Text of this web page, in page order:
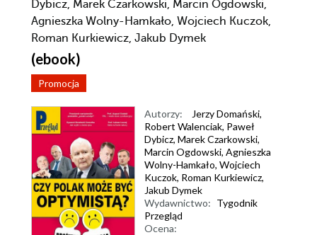
Dybicz, Marek Czarkowski, Marcin Ogdowski,
Agnieszka Wolny-Hamkało, Wojciech Kuczok,
Roman Kurkiewicz, Jakub Dymek
(ebook)
Promocja
Autorzy: Jerzy Domański,
Robert Walenciak, Paweł
Dybicz, Marek Czarkowski,
Marcin Ogdowski, Agnieszka
Wolny-Hamkało, Wojciech
Kuczok, Roman Kurkiewicz,
Jakub Dymek
Wydawnictwo: Tygodnik
Przegląd
Ocena: